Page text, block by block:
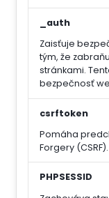
_auth
Zaisťuje
tým, že
stránkami.
bezpečnosť
csrftoken
Pomáha
Forgery (CSRF).
PHPSESSID